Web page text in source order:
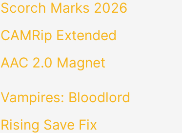
Scorch Marks 2026
CAMRip Extended
AAC 2.0 Magnet
Vampires: Bloodlord
Rising Save Fix